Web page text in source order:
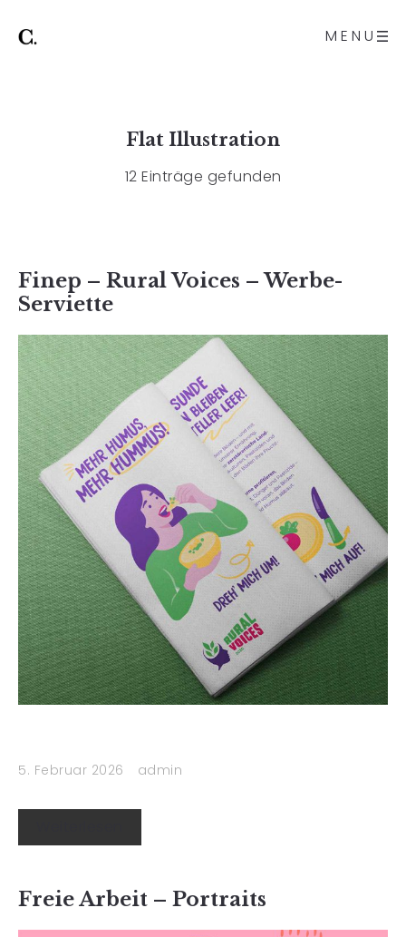
MENU
Flat Illustration
12 Einträge gefunden
Finep – Rural Voices – Werbe-
Serviette
5. Februar 2026 admin
Freie Arbeit – Portraits